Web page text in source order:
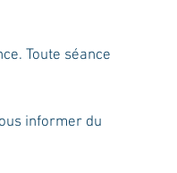
Toute séance
informer du